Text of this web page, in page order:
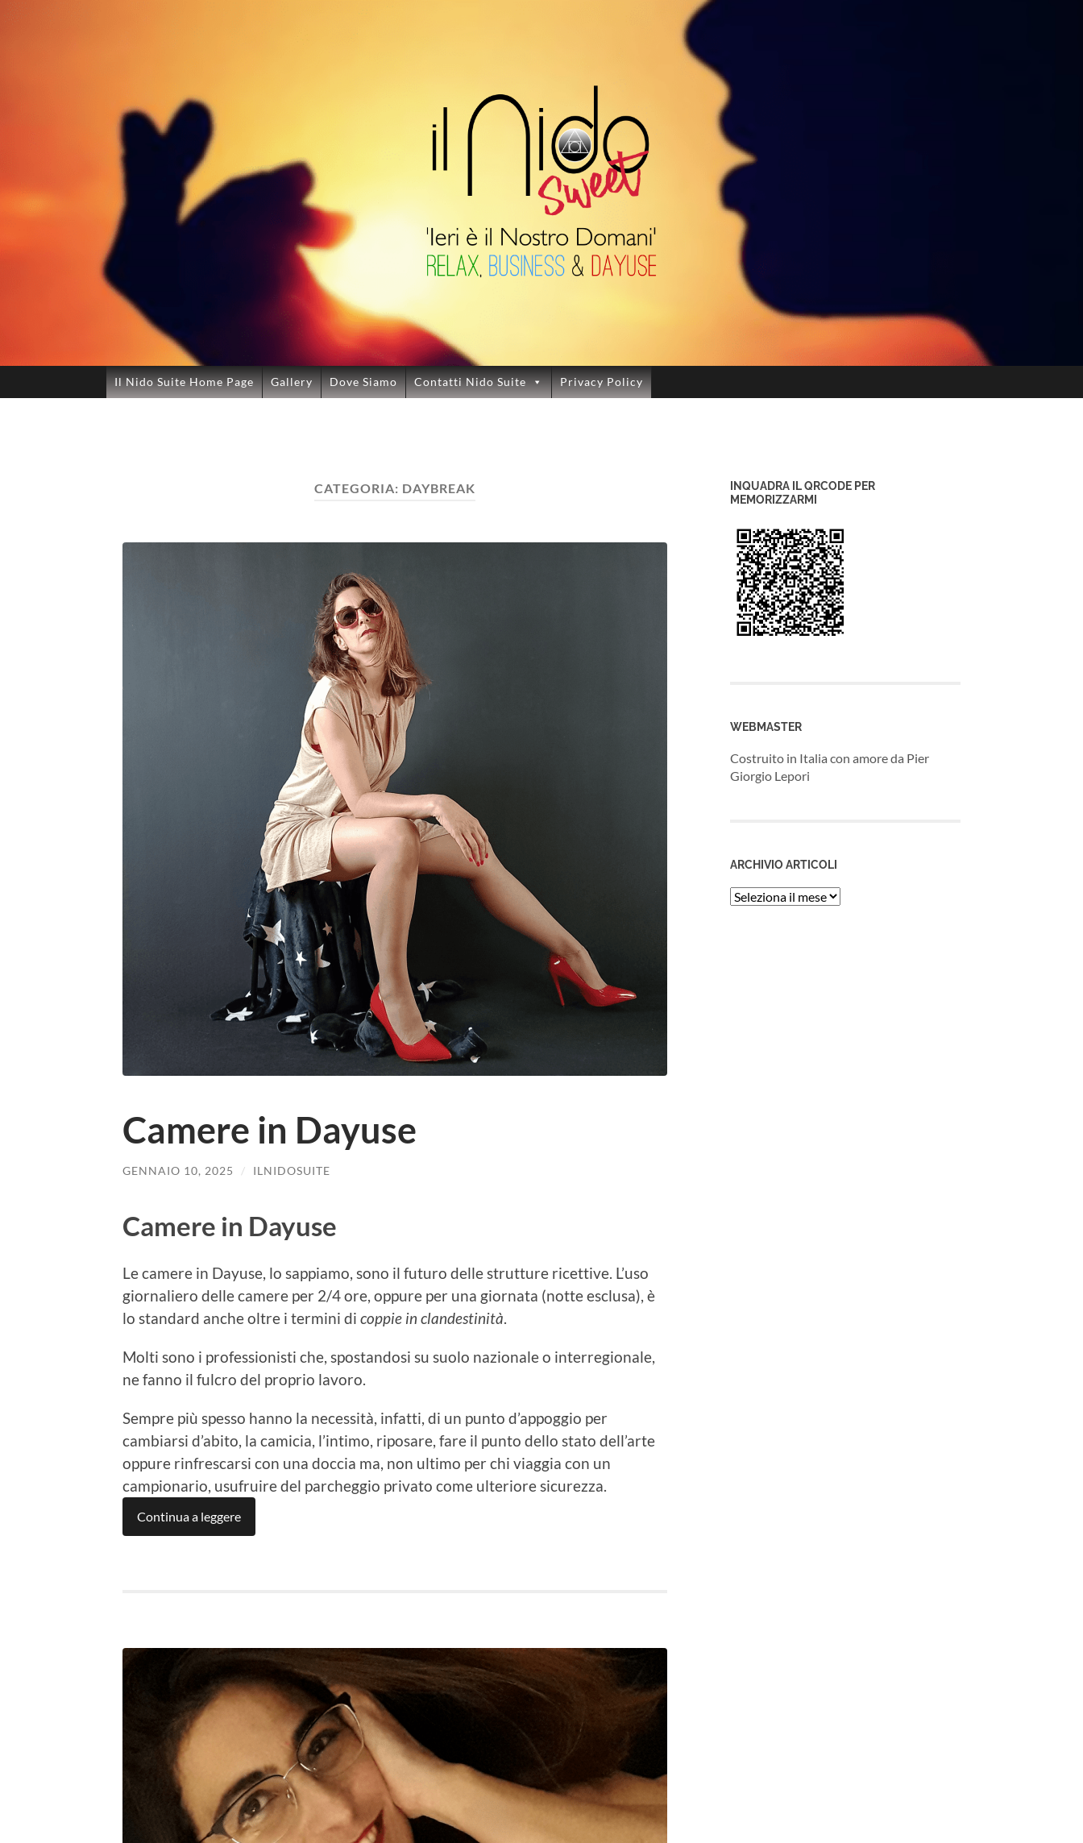
Il Nido Suite Home Page Gallery Dove Siamo Contatti Nido Suite Privacy Policy
CATEGORIA: DAYBREAK
Camere in Dayuse
GENNAIO 10, 2025 / ILNIDOSUITE
Camere in Dayuse
Le camere in Dayuse, lo sappiamo, sono il futuro delle strutture ricettive. L’uso
giornaliero delle camere per 2/4 ore, oppure per una giornata (notte esclusa), è
lo standard anche oltre i termini di coppie in clandestinità.
Molti sono i professionisti che, spostandosi su suolo nazionale o interregionale,
ne fanno il fulcro del proprio lavoro.
Sempre più spesso hanno la necessità, infatti, di un punto d’appoggio per
cambiarsi d’abito, la camicia, l’intimo, riposare, fare il punto dello stato dell’arte
oppure rinfrescarsi con una doccia ma, non ultimo per chi viaggia con un
campionario, usufruire del parcheggio privato come ulteriore sicurezza.
Continua a leggere
INQUADRA IL QRCODE PER
MEMORIZZARMI
WEBMASTER
Costruito in Italia con amore da Pier
Giorgio Lepori
ARCHIVIO ARTICOLI
Archivio